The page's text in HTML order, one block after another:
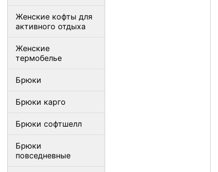
Женские кофты для
активного отдыха
Женские
термобелье
Брюки
Брюки карго
Брюки софтшелл
Брюки
повседневные